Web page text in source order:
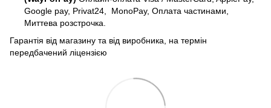
Google pay, Privat24, MonoPay, Оплата частинами,
Миттева розстрочка.
Гарантія від магазину та від виробника, на термін
передбачений ліцензією